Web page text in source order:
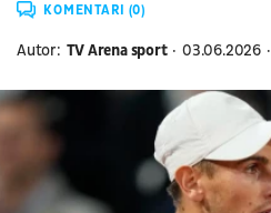
KOMENTARI (0)
Autor: TV Arena sport 03.06.2026